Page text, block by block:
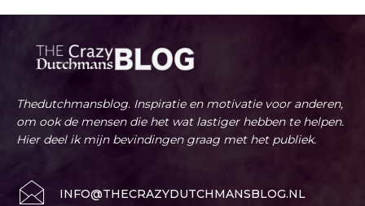
Thedutchmansblog. Inspiratie en motivatie voor anderen,
om ook de mensen die het wat lastiger hebben te helpen.
Hier deel ik mijn bevindingen graag met het publiek.
INFO@THECRAZYDUTCHMANSBLOG.NL